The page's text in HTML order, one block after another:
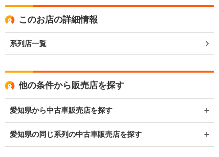
このお店の詳細情報
系列店一覧
他の条件から販売店を探す
愛知県から中古車販売店を探す
愛知県の同じ系列の中古車販売店を探す